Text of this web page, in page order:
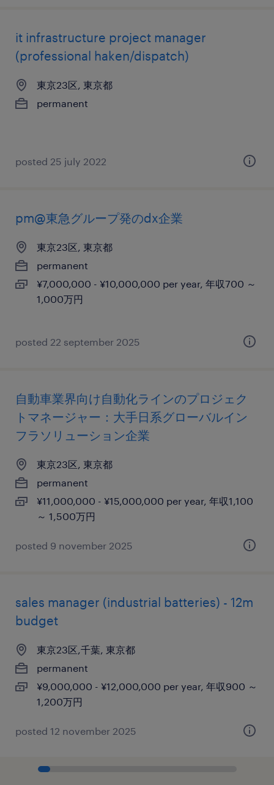
it infrastructure project manager
(professional haken/dispatch)
東京23区, 東京都
permanent
posted 25 july 2022
pm@東急グループ発のdx企業
東京23区, 東京都
permanent
¥7,000,000 - ¥10,000,000 per year, 年収700 ～
1,000万円
posted 22 september 2025
自動車業界向け自動化ラインのプロジェク
トマネージャー：大手日系グローバルイン
フラソリューション企業
東京23区, 東京都
permanent
¥11,000,000 - ¥15,000,000 per year, 年収1,100
～ 1,500万円
posted 9 november 2025
sales manager (industrial batteries) - 12m
budget
東京23区,千葉, 東京都
permanent
¥9,000,000 - ¥12,000,000 per year, 年収900 ～
1,200万円
posted 12 november 2025